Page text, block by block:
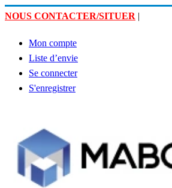
NOUS CONTACTER/SITUER |
Mon compte
Liste d’envie
Se connecter
S'enregistrer